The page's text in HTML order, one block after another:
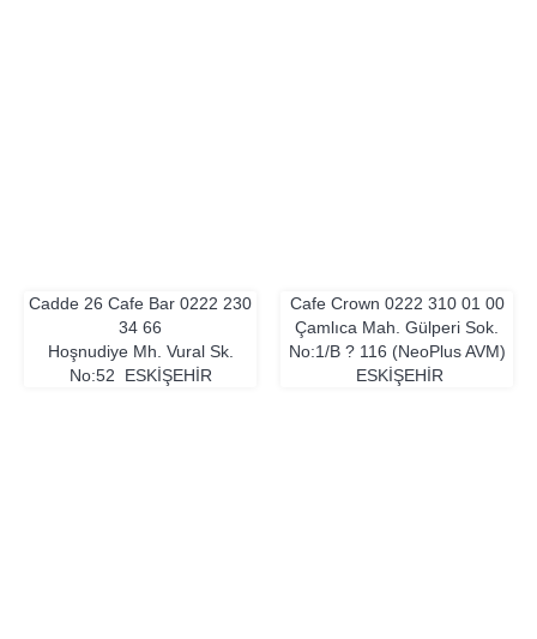
Cadde 26 Cafe Bar 0222 230
34 66
Hoşnudiye Mh. Vural Sk.
No:52 ESKIŞEHIR
Cafe Crown 0222 310 01 00
Çamlıca Mah. Gülperi Sok.
No:1/B ? 116 (NeoPlus AVM)
ESKIŞEHIR